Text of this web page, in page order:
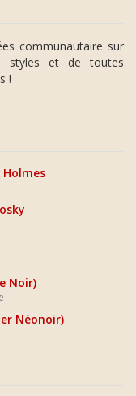
communautaire sur
styles et de toutes
!
Holmes
Noir)
Néonoir)